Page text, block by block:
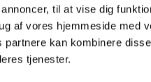
til at vise dig
af vores hjemmeside med
kan kombinere
tjenester.